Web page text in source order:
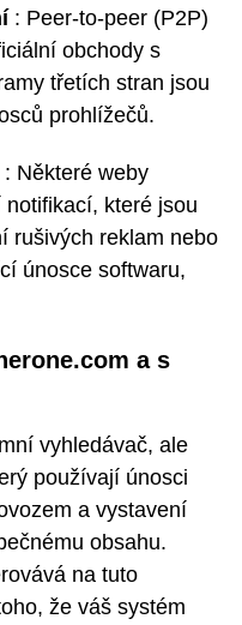
: Peer-to-peer (P2P)
obchody s
třetích stran jsou
prohlížečů.
: Některé weby
které jsou
rušivých reklam nebo
únosce softwaru,
a s
vyhledávač, ale
používají únosci
a vystavení
obsahu.
na tuto
že váš systém